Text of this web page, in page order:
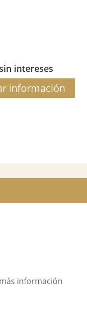
intereses
plazos tu compra.
Consúltanos
información
información